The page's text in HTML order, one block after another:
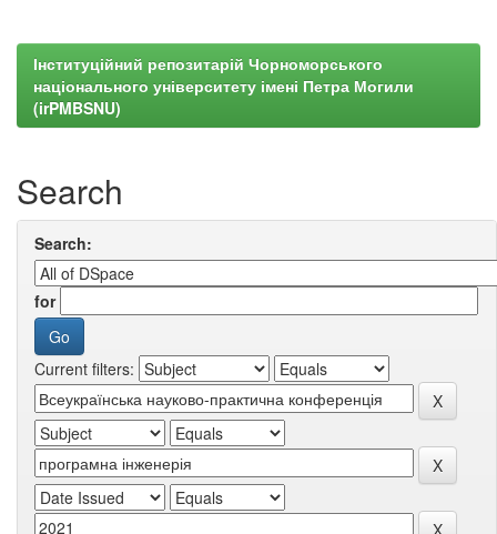
Інституційний репозитарій Чорноморського
національного університету імені Петра Могили
(irPMBSNU)
Search
Search:
for
Current filters: